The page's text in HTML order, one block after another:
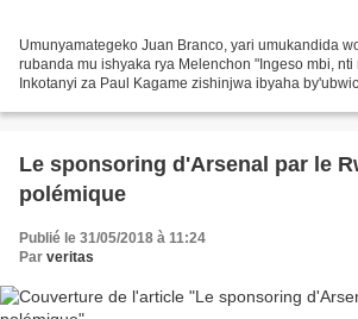
Umunyamategeko Juan Branco, yari umukandida
rubanda mu ishyaka rya Melenchon "Ingeso mbi, nti
Inkotanyi za Paul Kagame zishinjwa ibyaha
Le sponsoring d'Arsenal par le
polémique
Publié le 31/05/2018 à 11:24
Par veritas